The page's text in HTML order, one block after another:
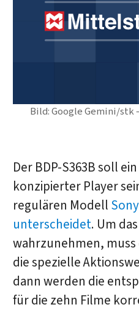
Bild: Google Gemini/
Der BDP-S363B soll
konzipierter Player
regulären Modell
unterscheidet. Um
wahrzunehmen,
die spezielle
dann werden die
für die zehn Filme